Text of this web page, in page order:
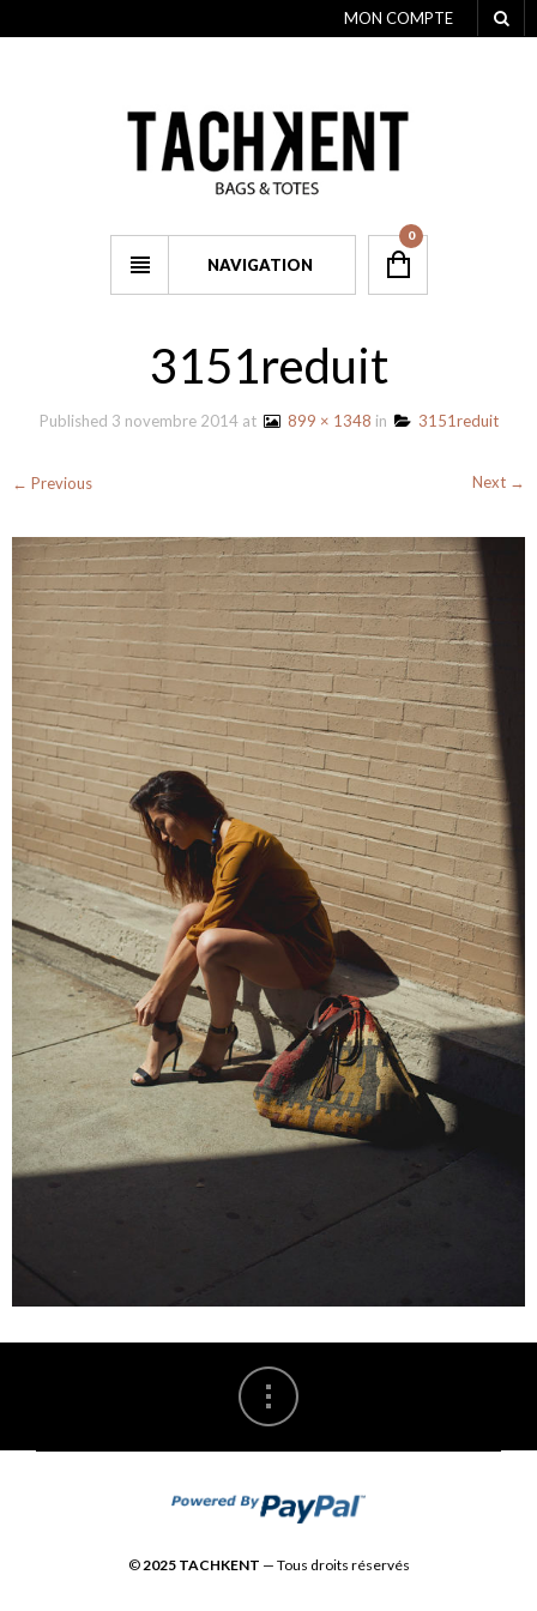
MON COMPTE
NAVIGATION
0
3151reduit
Published 3 novembre 2014at 899 × 1348 in 3151reduit
← Previous Next →
©2025 TACHKENT — Tous droits réservés